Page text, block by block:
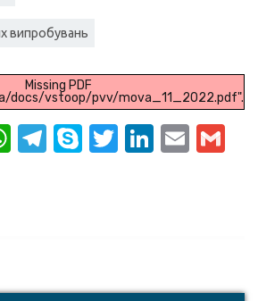
випробувань
Missing PDF
docs/vstoop/pvv/mova_11_2022.pdf".
WhatsApp
Telegram
SkypeTwitterEmail